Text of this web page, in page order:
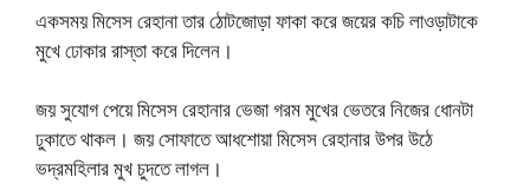
একসময় মিসেস রেহানা তার ঠোটজোড়া ফাকা করে জয়ের কচি লাওড়াটাকে
মুখে ঢোকার রাস্তা করে দিলেন।
জয় সুযোগ পেয়ে মিসেস রেহানার ভেজা গরম মুখের ভেতরে নিজের ধোনটা
ঢুকাতে থাকল। জয় সোফাতে আধশোয়া মিসেস রেহানার উপর উঠে
ভদ্রমহিলার মুখ চুদতে লাগল।